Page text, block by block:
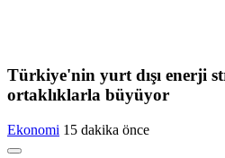
Türkiye'nin yurt dışı enerji
ortaklıklarla büyüyor
Ekonomi 15 dakika önce